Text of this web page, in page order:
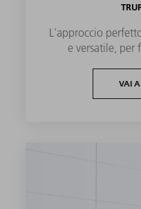
L'approccio
e versatile, per
VAI